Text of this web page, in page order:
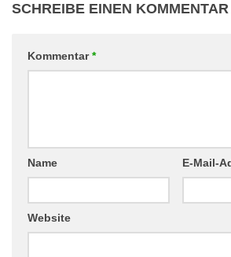
SCHREIBE EINEN KOMMENTAR
Kommentar*
Name E-Mail-
Website